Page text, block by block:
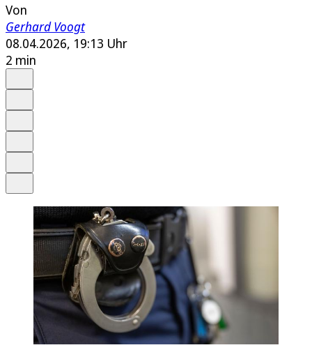
Von
Gerhard Voogt
08.04.2026, 19:13 Uhr
2 min